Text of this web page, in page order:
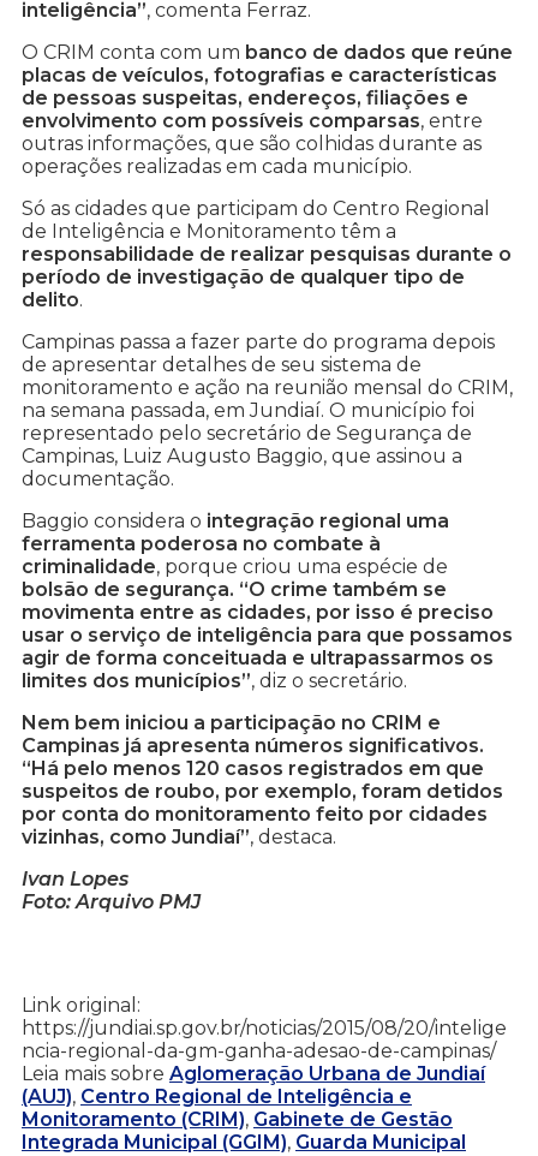
inteligência”, comenta Ferraz.
O CRIM conta com um banco de dados que reúne
placas de veículos, fotografias e características
de pessoas suspeitas, endereços, filiações e
envolvimento com possíveis comparsas, entre
outras informações, que são colhidas durante as
operações realizadas em cada município.
Só as cidades que participam do Centro Regional
de Inteligência e Monitoramento têm a
responsabilidade de realizar pesquisas durante o
período de investigação de qualquer tipo de
delito.
Campinas passa a fazer parte do programa depois
de apresentar detalhes de seu sistema de
monitoramento e ação na reunião mensal do CRIM,
na semana passada, em Jundiaí. O município foi
representado pelo secretário de Segurança de
Campinas, Luiz Augusto Baggio, que assinou a
documentação.
Baggio considera o integração regional uma
ferramenta poderosa no combate à
criminalidade, porque criou uma espécie de
bolsão de segurança. “O crime também se
movimenta entre as cidades, por isso é preciso
usar o serviço de inteligência para que possamos
agir de forma conceituada e ultrapassarmos os
limites dos municípios”, diz o secretário.
Nem bem iniciou a participação no CRIM e
Campinas já apresenta números significativos.
“Há pelo menos 120 casos registrados em que
suspeitos de roubo, por exemplo, foram detidos
por conta do monitoramento feito por cidades
vizinhas, como Jundiaí”, destaca.
Ivan Lopes
Foto: Arquivo PMJ
Link original:
https://jundiai.sp.gov.br/noticias/2015/08/20/intelige
ncia-regional-da-gm-ganha-adesao-de-campinas/
Leia mais sobre Aglomeração Urbana de Jundiaí
(AUJ), Centro Regional de Inteligência e
Monitoramento (CRIM), Gabinete de Gestão
Integrada Municipal (GGIM), Guarda Municipal